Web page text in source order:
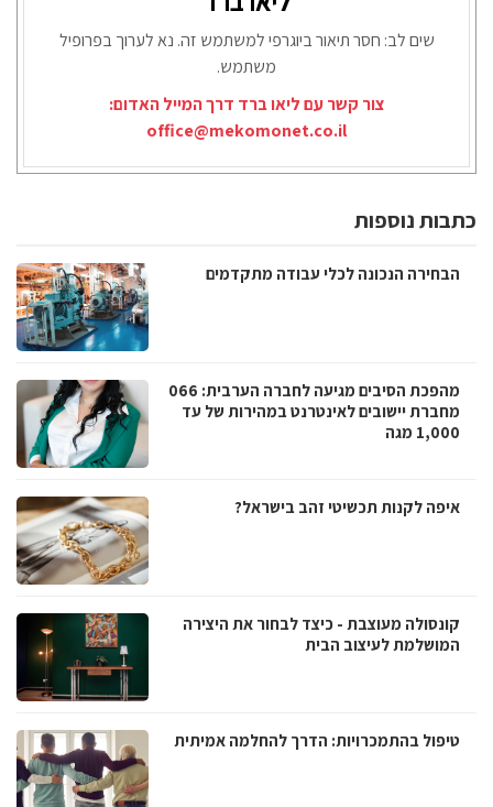
שים לב: חסר תיאור ביוגרפי למשתמש זה. נא לערוך בפרופיל
משתמש.
צור קשר עם ליאו ברד דרך המייל האדום:
office@mekomonet.co.il
כתבות נוספות
הבחירה הנכונה לכלי עבודה מתקדמים
מהפכת הסיבים מגיעה לחברה הערבית: 066
מחברת יישובים לאינטרנט במהירות של עד
1,000 מגה
איפה לקנות תכשיטי זהב בישראל?
קונסולה מעוצבת - כיצד לבחור את היצירה
המושלמת לעיצוב הבית
טיפול בהתמכרויות: הדרך להחלמה אמיתית